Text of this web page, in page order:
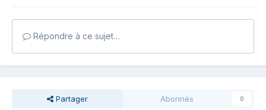
Répondre à ce sujet…
Partager Abonnés 0